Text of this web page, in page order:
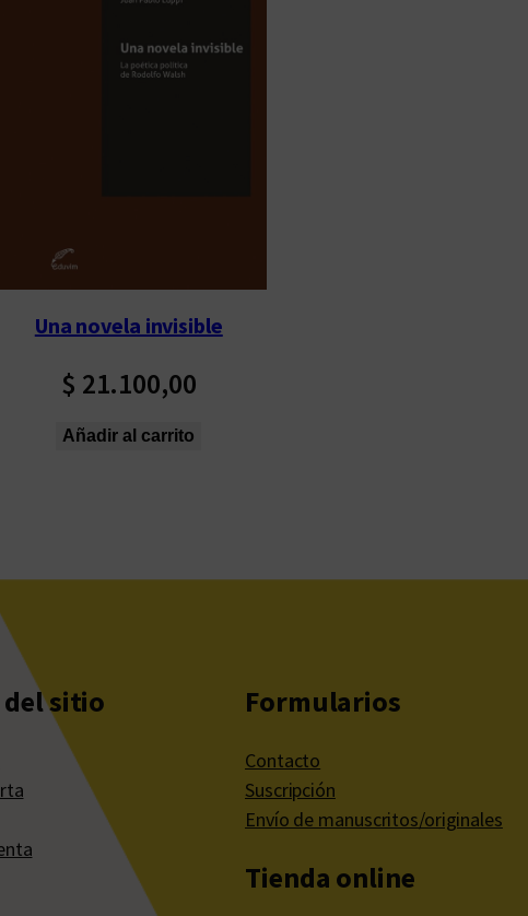
Una novela invisible
$ 21.100,00
Añadir al carrito
del sitio Formularios
Contacto
Suscripción
Envío de manuscritos/originales
Tienda online